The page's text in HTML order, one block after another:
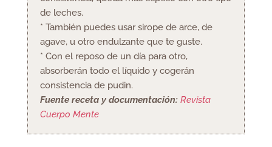
de leches.
* También puedes usar sirope de arce, de
agave, u otro endulzante que te guste.
* Con el reposo de un día para otro,
absorberán todo el líquido y cogerán
consistencia de pudin.
Fuente receta y documentación: Revista
Cuerpo Mente